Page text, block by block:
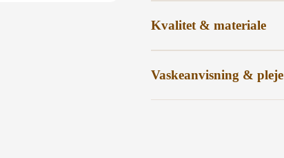
Kvalitet & materiale
Vaskeanvisning & pleje